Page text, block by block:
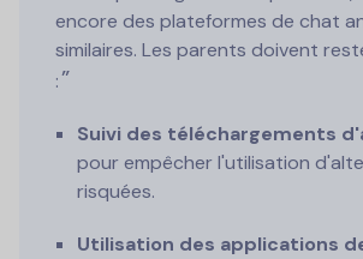
encore des plateformes de chat
similaires. Les parents doivent
:
Suivi des téléchargements
pour empêcher l'utilisation
risquées.
Utilisation des applications